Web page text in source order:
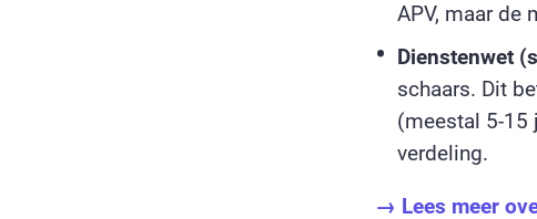
APV, maar de
Dienstenwet
schaars. Dit
(meestal 5-15
verdeling.
→ Lees meer